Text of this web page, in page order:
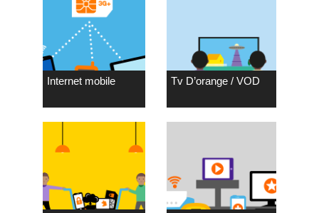
Internet mobile Tv D’orange / VOD